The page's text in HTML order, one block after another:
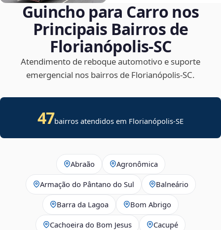
Guincho para Carro nos
Principais Bairros de
Florianópolis‑SC
Atendimento de reboque automotivo e suporte
emergencial nos bairros de Florianópolis‑SC.
47bairros atendidos em Florianópolis-SE
Abraão Agronômica
Armação do Pântano do Sul Balneário
Barra da Lagoa Bom Abrigo
Cachoeira do Bom Jesus Cacupé